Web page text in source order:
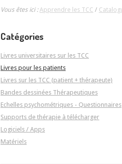
Vous êtes ici :Apprendre les TCC /
Catégories
Livres universitaires sur les TCC
Livres pour les patients
Livres sur les TCC (patient + thérapeute)
Bandes dessinées Thérapeutiques
Echelles psychométriques - Questionnaires
Supports de thérapie à télécharger
Logiciels / Apps
Matériels